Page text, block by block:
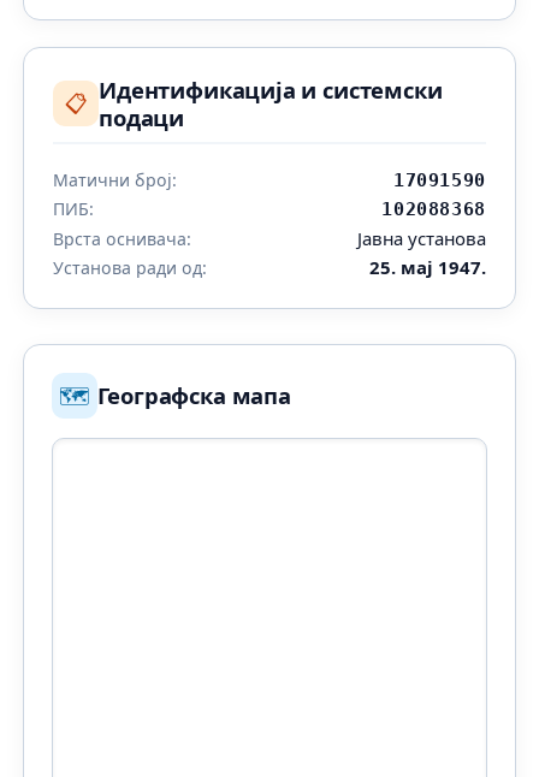
📋 Идентификација и системски
подаци
Матични број: 17091590
ПИБ: 102088368
Врста оснивача: Јавна установа
Установа ради од: 25. мај 1947.
🗺️ Географска мапа